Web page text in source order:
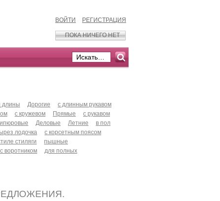
ВОЙТИ РЕГИСТРАЦИЯ
ПОКА НИЧЕГО НЕТ
длины Дорогие
с длинным рукавом
с кружевом Прямые
с рукавом
Деловые Летние
в пол
лодочка
с корсетным поясом
стиляги
пышные
с воротником
для полных